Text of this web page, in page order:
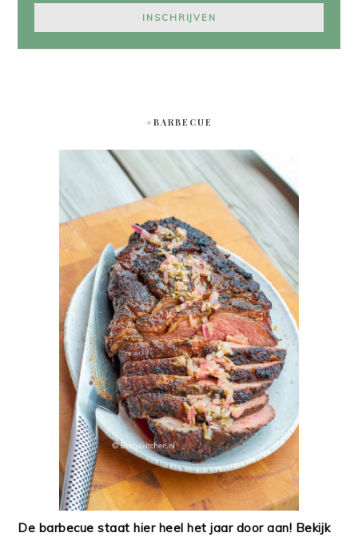
#BARBECUE
De barbecue staat hier heel het jaar door aan! Bekijk